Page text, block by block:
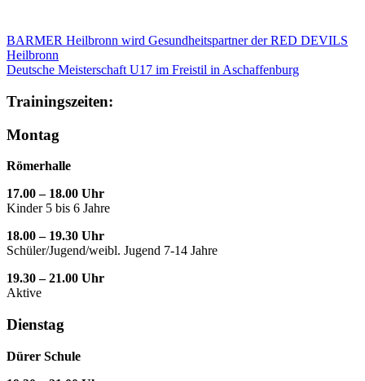
BARMER Heilbronn wird Gesundheitspartner der RED DEVILS
Heilbronn
Deutsche Meisterschaft U17 im Freistil in Aschaffenburg
Trainingszeiten:
Montag
Römerhalle
17.00 – 18.00 Uhr
Kinder 5 bis 6 Jahre
18.00 – 19.30 Uhr
Schüler/Jugend/weibl. Jugend 7-14 Jahre
19.30 – 21.00 Uhr
Aktive
Dienstag
Dürer Schule